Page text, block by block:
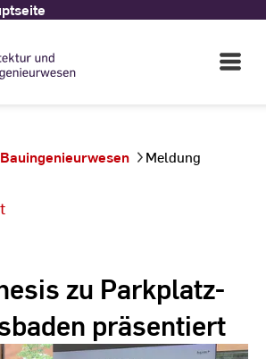
Open
Main
Meldung
zu Parkplatz-
präsentiert